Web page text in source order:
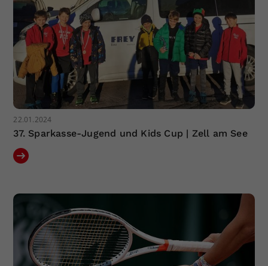
22.01.2024
37. Sparkasse-Jugend und Kids Cup | Zell am See